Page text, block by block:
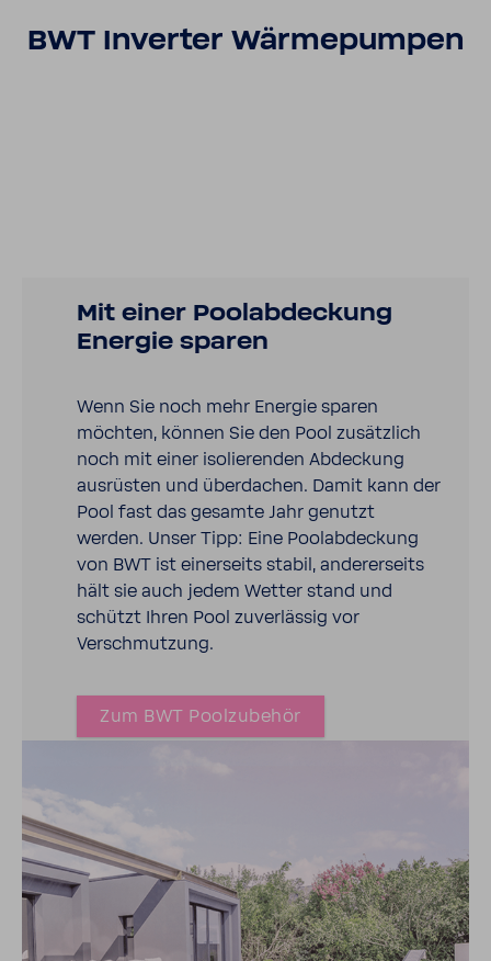
BWT Inverter Wärme­pumpen
Mit einer Pool­ab­de­ckung
Energie sparen
Wenn Sie noch mehr Energie sparen
möchten, können Sie den Pool zusätz­lich
noch mit einer isolie­renden Abde­ckung
ausrüsten und über­da­chen. Damit kann der
Pool fast das gesamte Jahr genutzt
werden. Unser Tipp: Eine Pool­ab­de­ckung
von BWT ist einer­seits stabil, ande­rer­seits
hält sie auch jedem Wetter stand und
schützt Ihren Pool zuver­lässig vor
Verschmut­zung.
Zum BWT Pool­zu­behör